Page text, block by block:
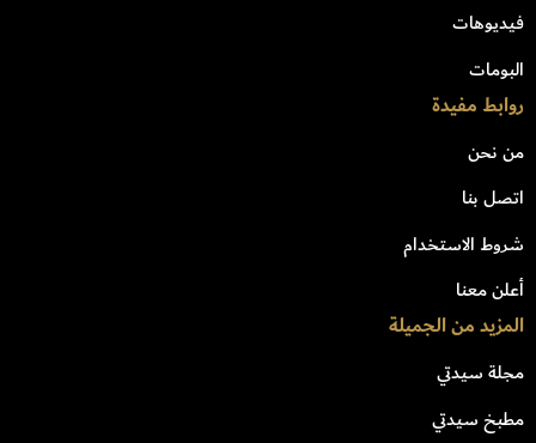
فيديوهات
البومات
روابط مفيدة
من نحن
اتصل بنا
شروط الاستخدام
أعلن معنا
المزيد من الجميلة
مجلة سيدتي
مطبخ سيدتي